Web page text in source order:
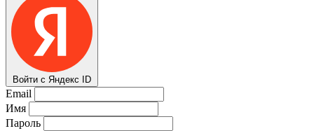
Войти с Яндекс ID
Email
Имя
Пароль